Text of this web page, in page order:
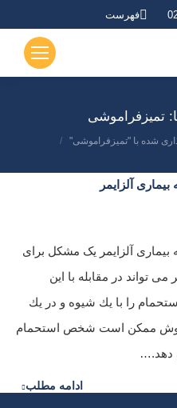
فهرست
تمیزفراموشی
شده با "تمیزفراموشی"
آلزایمر
بیماری آلزایمر یک مشکل برای
تواند در مقابله با این
را با يك شيوه و در يك
روش ممكن است شخص استحمام
دهد.…
ادامه مطلب